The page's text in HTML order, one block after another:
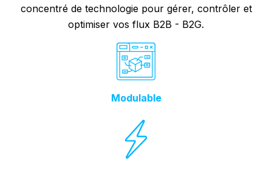
concentré de technologie pour gérer, contrôler et
optimiser vos flux B2B - B2G.
Modulable